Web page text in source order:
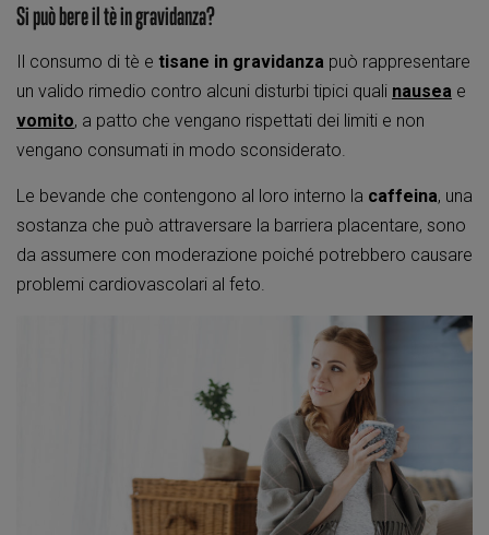
Si può bere il tè in gravidanza?
Il consumo di tè e tisane in gravidanza può rappresentare
un valido rimedio contro alcuni disturbi tipici quali nausea e
vomito, a patto che vengano rispettati dei limiti e non
vengano consumati in modo sconsiderato.
Le bevande che contengono al loro interno la caffeina, una
sostanza che può attraversare la barriera placentare, sono
da assumere con moderazione poiché potrebbero causare
problemi cardiovascolari al feto.